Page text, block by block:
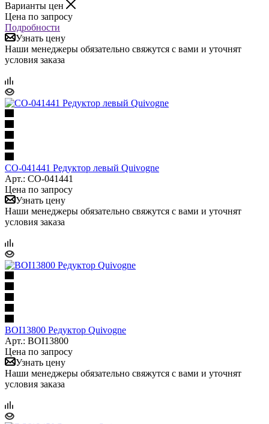
Варианты цен
Цена по запросу
Подробности
Узнать цену
Наши менеджеры обязательно свяжутся с вами и уточнят
условия заказа
CO-041441 Редуктор левый Quivogne
Арт.: CO-041441
Цена по запросу
Узнать цену
Наши менеджеры обязательно свяжутся с вами и уточнят
условия заказа
BOI13800 Редуктор Quivogne
Арт.: BOI13800
Цена по запросу
Узнать цену
Наши менеджеры обязательно свяжутся с вами и уточнят
условия заказа